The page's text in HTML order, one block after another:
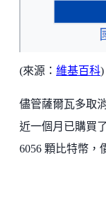
(來源： 維基百科)
儘管薩爾瓦多取
近一個月已購買
6056 顆比特幣，